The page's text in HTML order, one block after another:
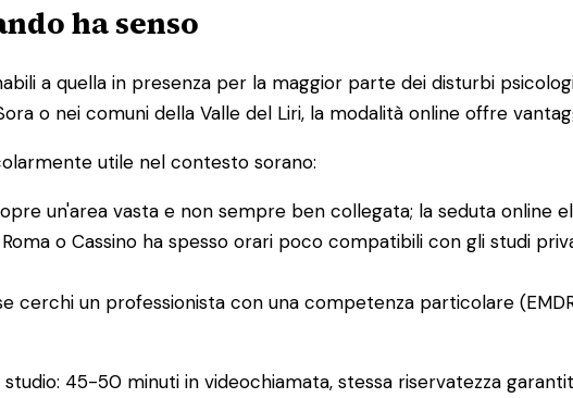
ha senso
a quella in presenza per la maggior parte dei disturbi
o nei comuni della Valle del Liri, la modalità online offre
utile nel contesto sorano:
un'area vasta e non sempre ben collegata; la seduta online
o Cassino ha spesso orari poco compatibili con gli studi
cerchi un professionista con una competenza particolare
45-50 minuti in videochiamata, stessa riservatezza